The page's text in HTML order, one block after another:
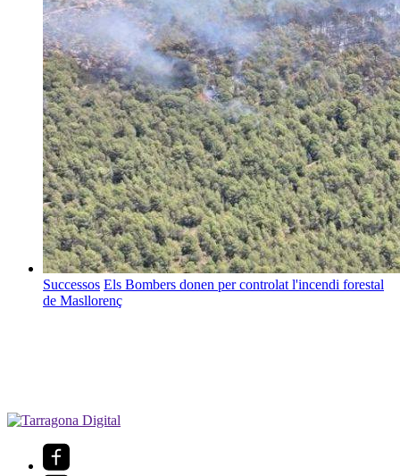
Successos Els Bombers donen per controlat l'incendi forestal
de Masllorenç